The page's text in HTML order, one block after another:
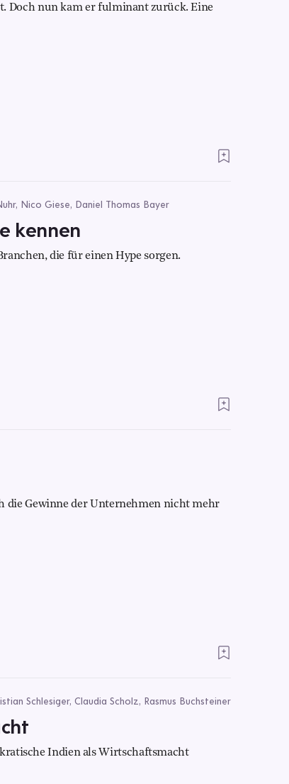
Doch nun kam er fulminant zurück. Eine
Nico Giese, Daniel Thomas Bayer
kennen
die für einen Hype sorgen.
die Gewinne der Unternehmen nicht mehr
Schlesiger, Claudia Scholz, Rasmus Buchsteiner
Indien als Wirtschaftsmacht